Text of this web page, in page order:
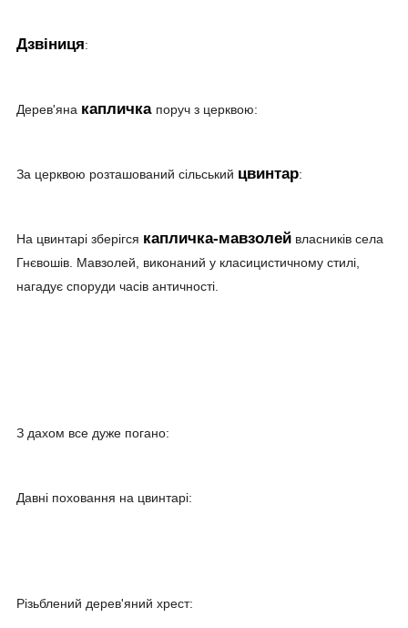
Дзвіниця:
Дерев'яна капличка поруч з церквою:
За церквою розташований сільський цвинтар:
На цвинтарі зберігся капличка-мавзолей власників села
Гнєвошів. Мавзолей, виконаний у класицистичному стилі,
нагадує споруди часів античності.
З дахом все дуже погано:
Давні поховання на цвинтарі:
Різьблений дерев'яний хрест: